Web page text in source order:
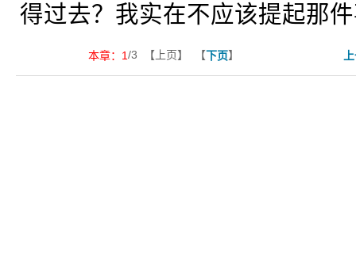
得过去？我实在不应该提起那
本章： 1/3 【上页】 【下页】